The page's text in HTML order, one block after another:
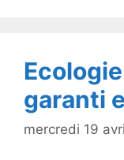
k
garanti
mercredi 19